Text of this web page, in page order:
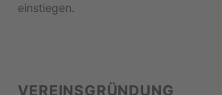
einstiegen.
VEREINSGRÜNDUNG